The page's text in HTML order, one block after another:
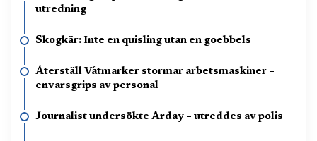
utredning
Skogkär: Inte en quisling utan en goebbels
Återställ Våtmarker stormar arbetsmaskiner –
envarsgrips av personal
Journalist undersökte Arday – utreddes av polis